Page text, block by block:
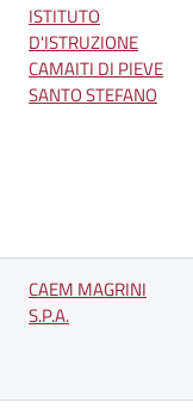
ISTITUTO
D'ISTRUZIONE
CAMAITI DI PIEVE
SANTO STEFANO
CAEM MAGRINI
S.P.A.